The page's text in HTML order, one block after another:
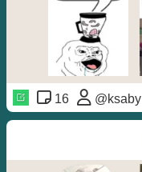
16 @ksaby